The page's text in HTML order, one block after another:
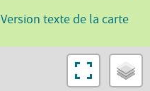
Version texte de la carte